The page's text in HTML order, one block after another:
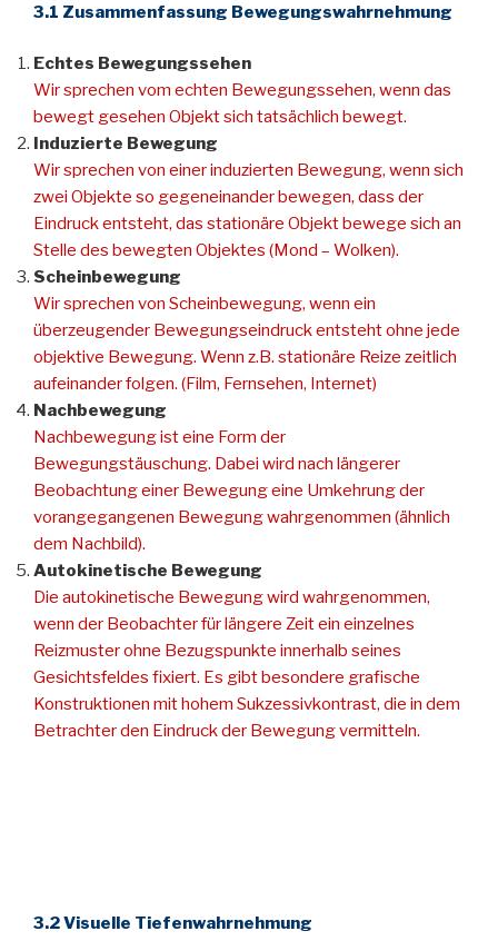
3.1 Zusammenfassung Bewegungswahrnehmung
Echtes Bewegungssehen
Wir sprechen vom echten Bewegungssehen, wenn das
bewegt gesehen Objekt sich tatsächlich bewegt.
Induzierte Bewegung
Wir sprechen von einer induzierten Bewegung, wenn sich
zwei Objekte so gegeneinander bewegen, dass der
Eindruck entsteht, das stationäre Objekt bewege sich an
Stelle des bewegten Objektes (Mond – Wolken).
Scheinbewegung
Wir sprechen von Scheinbewegung, wenn ein
überzeugender Bewegungseindruck entsteht ohne jede
objektive Bewegung. Wenn z.B. stationäre Reize zeitlich
aufeinander folgen. (Film, Fernsehen, Internet)
Nachbewegung
Nachbewegung ist eine Form der
Bewegungstäuschung. Dabei wird nach längerer
Beobachtung einer Bewegung eine Umkehrung der
vorangegangenen Bewegung wahrgenommen (ähnlich
dem Nachbild).
Autokinetische Bewegung
Die autokinetische Bewegung wird wahrgenommen,
wenn der Beobachter für längere Zeit ein einzelnes
Reizmuster ohne Bezugspunkte innerhalb seines
Gesichtsfeldes fixiert. Es gibt besondere grafische
Konstruktionen mit hohem Sukzessivkontrast, die in dem
Betrachter den Eindruck der Bewegung vermitteln.
3.2 Visuelle Tiefenwahrnehmung